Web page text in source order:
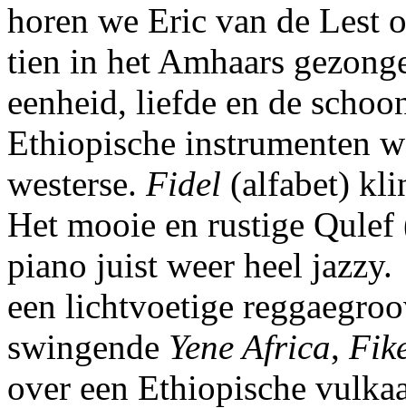
horen we Eric van de Lest
tien in het Amhaars
eenheid, liefde en de
Ethiopische instrumenten
westerse. Fidel (alfabet)
Het mooie en rustige
piano juist weer heel
een lichtvoetige
swingende Yene Africa,
over een Ethiopische